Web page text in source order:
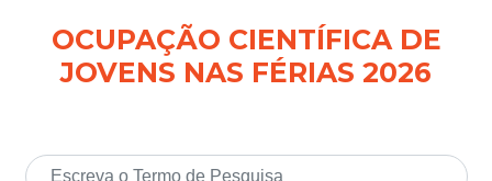
OCUPAÇÃO CIENTÍFICA DE
JOVENS NAS FÉRIAS 2026